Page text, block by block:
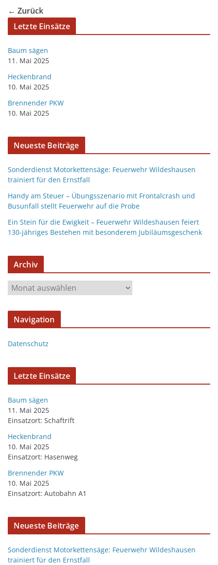
← Zurück
Letzte Einsätze
Baum sägen
11. Mai 2025
Heckenbrand
10. Mai 2025
Brennender PKW
10. Mai 2025
Neueste Beiträge
Sonderdienst Motorkettensäge: Feuerwehr Wildeshausen
trainiert für den Ernstfall
Handy am Steuer – Übungsszenario mit Frontalcrash und
Busunfall stellt Feuerwehr auf die Probe
Ein Stein für die Ewigkeit – Feuerwehr Wildeshausen feiert
130-jähriges Bestehen mit besonderem Jubiläumsgeschenk
Archiv
Navigation
Datenschutz
Letzte Einsätze
Baum sägen
11. Mai 2025
Einsatzort: Schaftrift
Heckenbrand
10. Mai 2025
Einsatzort: Hasenweg
Brennender PKW
10. Mai 2025
Einsatzort: Autobahn A1
Neueste Beiträge
Sonderdienst Motorkettensäge: Feuerwehr Wildeshausen
trainiert für den Ernstfall